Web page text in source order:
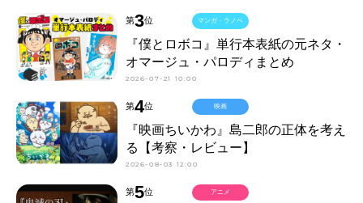
第3位
『僕とロボコ』単行本表紙の元ネタ・
オマージュ・パロディまとめ
2026-07-21 10:00
マンガ・ラノベ
第4位
『映画ちいかわ』島二郎の正体を考え
る【考察・レビュー】
2026-08-03 12:00
映画
第5位 アニメ